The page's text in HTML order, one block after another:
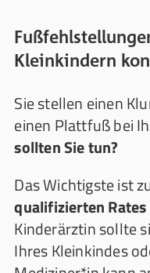
Kleinkindern
Sie stellen einen
einen Plattfuß bei
sollten Sie tun?
Das Wichtigste ist
qualifizierten Rates
Kinderärztin sollte
Ihres Kleinkindes